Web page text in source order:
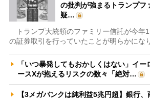
の批判が強まるトランプフ
疑…
トランプ大統領のファミリー信託が今年
の証券取引を行っていたことが明らかにな
「いつ暴発してもおかしくはない」イ
ースXが抱えるリスクの数々「絶対…
【3メガバンクは純利益5兆円超】銀行